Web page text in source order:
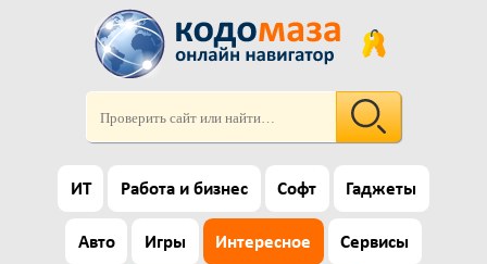
ИТ Работа и бизнес Софт Гаджеты
Авто Игры Интересное Сервисы